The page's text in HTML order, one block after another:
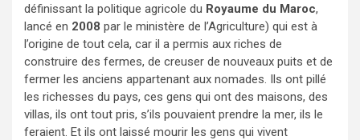
définissant la politique agricole du Royaume du Maroc,
lancé en 2008 par le ministère de l’Agriculture) qui est à
l’origine de tout cela, car il a permis aux riches de
construire des fermes, de creuser de nouveaux puits et de
fermer les anciens appartenant aux nomades. Ils ont pillé
les richesses du pays, ces gens qui ont des maisons, des
villas, ils ont tout pris, s’ils pouvaient prendre la mer, ils le
feraient. Et ils ont laissé mourir les gens qui vivent